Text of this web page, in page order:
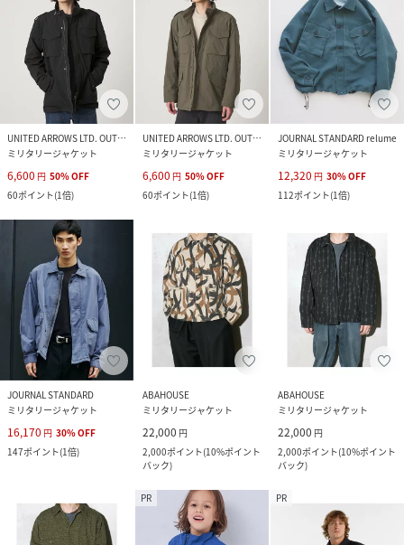
UNITED ARROWS LTD. OUTLET
ミリタリージャケット
6,600 円 50%OFF
60ポイント(1倍)
UNITED ARROWS LTD. OUTLET
ミリタリージャケット
6,600 円 50%OFF
60ポイント(1倍)
JOURNAL STANDARD relume
ミリタリージャケット
12,320 円 30%OFF
112ポイント(1倍)
JOURNAL STANDARD
ミリタリージャケット
16,170 円 30%OFF
147ポイント(1倍)
ABAHOUSE
ミリタリージャケット
22,000 円
2,000ポイント(10%ポイント
バック)
ABAHOUSE
ミリタリージャケット
22,000 円
2,000ポイント(10%ポイント
バック)
PR PR